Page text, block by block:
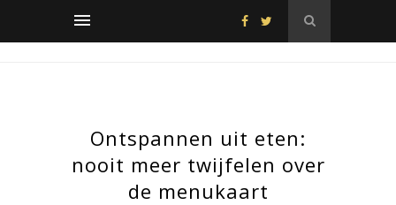
Ontspannen uit eten:
nooit meer twijfelen over
de menukaart